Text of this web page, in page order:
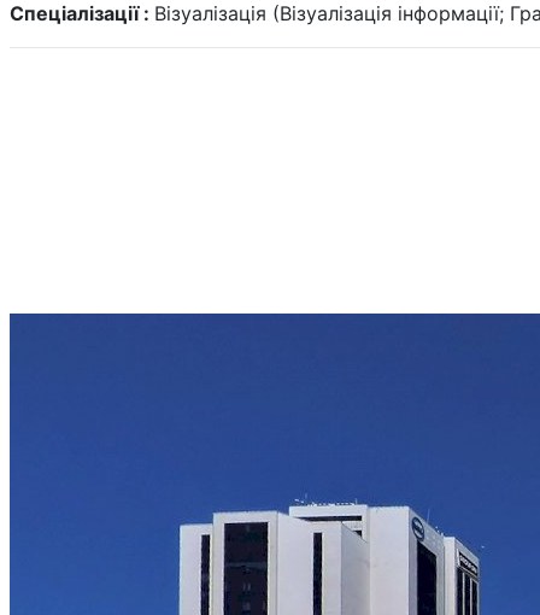
Спеціалізації : Візуалізація (Візуалізація інформації;